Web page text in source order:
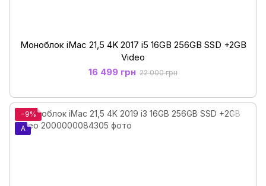
Моноблок iMac 21,5 4K 2017 i5 16GB 256GB SSD +2GB
Video
16 499 грн 22 000 грн
−9%
A